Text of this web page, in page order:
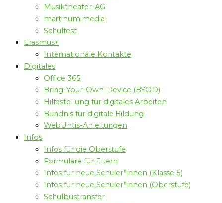
Musiktheater-AG
martinum.media
Schulfest
Erasmus+
Internationale Kontakte
Digitales
Office 365
Bring-Your-Own-Device (BYOD)
Hilfestellung für digitales Arbeiten
Bündnis für digitale Bildung
WebUntis-Anleitungen
Infos
Infos für die Oberstufe
Formulare für Eltern
Infos für neue Schüler*innen (Klasse 5)
Infos für neue Schüler*innen (Oberstufe)
Schulbustransfer